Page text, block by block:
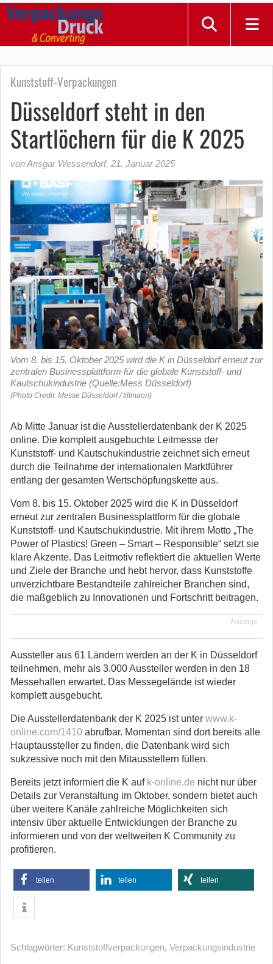
Kunststoff-Verpackungen
Düsseldorf steht in den
Startlöchern für die K 2025
von Ansgar Wessendorf, 21. Januar 2025
Vom 8. bis 15. Oktober 2025 wird die K in Düsseldorf erneut zur
zentralen Businessplattform für die globale Kunststoff- und
Kautschukindustrie (Quelle:Mess Düsseldorf)
(Photo Credit: Messe Düsseldorf / tillmann)
Ab Mitte Januar ist die Ausstellerdatenbank der K 2025
online. Die komplett ausgebuchte Leitmesse der
Kunststoff- und Kautschukindustrie zeichnet sich erneut
durch die Teilnahme der internationalen Marktführer
entlang der gesamten Wertschöpfungskette aus.
Vom 8. bis 15. Oktober 2025 wird die K in Düsseldorf
erneut zur zentralen Businessplattform für die globale
Kunststoff- und Kautschukindustrie. Mit ihrem Motto „The
Power of Plastics! Green – Smart – Responsible“ setzt sie
klare Akzente. Das Leitmotiv reflektiert die aktuellen Werte
und Ziele der Branche und hebt hervor, dass Kunststoffe
unverzichtbare Bestandteile zahlreicher Branchen sind,
die maßgeblich zu Innovationen und Fortschritt beitragen.
Anzeige
Aussteller aus 61 Ländern werden an der K in Düsseldorf
teilnehmen, mehr als 3.000 Aussteller werden in den 18
Messehallen erwartet. Das Messegelände ist wieder
komplett ausgebucht.
Die Ausstellerdatenbank der K 2025 ist unter www.k-
online.com/1410 abrufbar. Momentan sind dort bereits alle
Hauptaussteller zu finden, die Datenbank wird sich
sukzessive noch mit den Mitausstellern füllen.
Bereits jetzt informiert die K auf k-online.de nicht nur über
Details zur Veranstaltung im Oktober, sondern bietet auch
über weitere Kanäle zahlreiche Möglichkeiten sich
intensiv über aktuelle Entwicklungen der Branche zu
informieren und von der weltweiten K Community zu
profitieren.
teilen teilen teilen
Schlagwörter: Kunststoffverpackungen, Verpackungsindustrie